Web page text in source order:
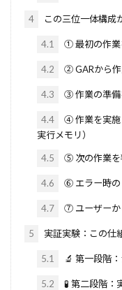
4 この三位一体構成
4.1 ① 最初の作業
4.2 ② GARから作
4.3 ③ 作業の準備
4.4
④ 作業を実施
実行メモリ）
4.5 ⑤ 次の作業を
4.6 ⑥ エラー時の
4.7 ⑦ ユーザーか
5 実証実験：この仕
5.1 🔬 第一段階
5.2 🧪 第二段階